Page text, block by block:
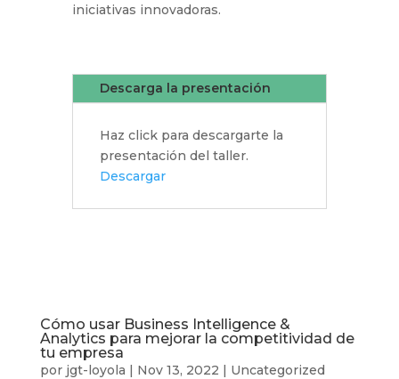
iniciativas innovadoras.
Descarga la presentación
Haz click para descargarte la
presentación del taller.
Descargar
Cómo usar Business Intelligence &
Analytics para mejorar la competitividad de
tu empresa
por jgt-loyola | Nov 13, 2022 | Uncategorized